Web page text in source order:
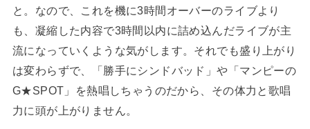
と。なので、これを機に3時間オーバーのライブより
も、凝縮した内容で3時間以内に詰め込んだライブが主
流になっていくような気がします。それでも盛り上がり
は変わらずで、「勝手にシンドバッド」や「マンピーの
G★SPOT」を熱唱しちゃうのだから、その体力と歌唱
力に頭が上がりません。